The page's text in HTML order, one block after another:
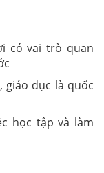
có vai trò quan
giáo dục là quốc
học tập và làm